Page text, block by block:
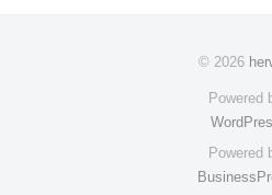
© 2026
Powered
Powered